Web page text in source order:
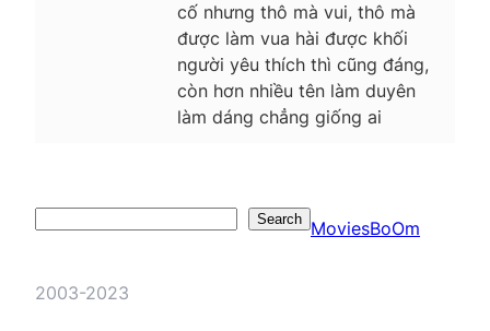
cố nhưng thô mà vui, thô mà
được làm vua hài được khối
người yêu thích thì cũng đáng,
còn hơn nhiều tên làm duyên
làm dáng chẳng giống ai
Search MoviesBoOm
2003-2023